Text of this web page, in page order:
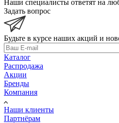
Наши специалисты ответят на
Задать вопрос
Будьте в курсе наших акций и
Каталог
Распродажа
Акции
Бренды
Компания
Наши клиенты
Партнёрам